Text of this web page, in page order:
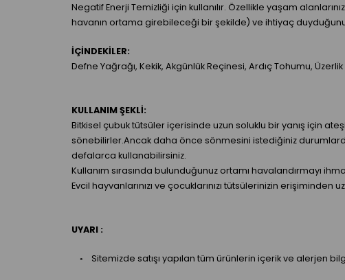
Negatif Enerji Temizliği için kullanılır. Özellikle yaşam
havanın ortama girebileceği bir şekilde) ve ihtiyaç
İÇİNDEKİLER:
Defne Yağrağı, Kekik, Akgünlük Reçinesi, Ardıç Tohumu, Üzerlik
KULLANIM ŞEKLİ:
Bitkisel çubuk tütsüler içerisinde uzun soluklu bir yanış için
sönebilirler.Ancak daha önce sönmesini istediğiniz
defalarca kullanabilirsiniz.
Kullanım sırasında bulunduğunuz ortamı havalandırmayı
Evcil hayvanlarınızı ve çocuklarınızı tütsülerinizin
UYARI :
◦ Sitemizde satışı yapılan tüm ürünlerin içerik ve alerjen